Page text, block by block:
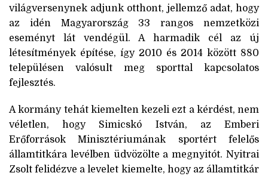
világversenynek adjunk otthont, jellemző adat, hogy
az idén Magyarország 33 rangos nemzetközi
eseményt lát vendégül. A harmadik cél az új
létesítmények építése, így 2010 és 2014 között 880
településen valósult meg sporttal kapcsolatos
fejlesztés.
A kormány tehát kiemelten kezeli ezt a kérdést, nem
véletlen, hogy Simicskó István, az Emberi
Erőforrások Minisztériumának sportért felelős
államtitkára levélben üdvözölte a megnyitót. Nyitrai
Zsolt felidézve a levelet kiemelte, hogy az államtitkár